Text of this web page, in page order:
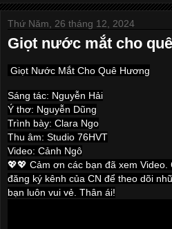
Thứ Năm, 26 tháng 12, 2024
Giọt nước mắt cho
Giọt Nước Mắt Cho Quê Hương
Sáng tác: Nguyễn Hải
Ý thơ: Nguyễn Dũng
Trình bày: Clara Ngo
Thu âm: Studio 76HVT
Video: Cảnh Ngô
💖💖 Cảm ơn các bạn đã xem
đăng ký kênh của CN để theo dõi
bạn luôn vui vẻ. Thân ái!